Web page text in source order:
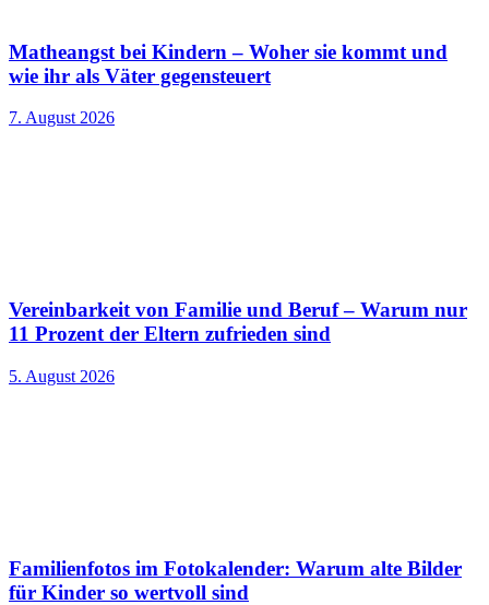
Matheangst bei Kindern – Woher sie kommt und
wie ihr als Väter gegensteuert
7. August 2026
Vereinbarkeit von Familie und Beruf – Warum nur
11 Prozent der Eltern zufrieden sind
5. August 2026
Familienfotos im Fotokalender: Warum alte Bilder
für Kinder so wertvoll sind